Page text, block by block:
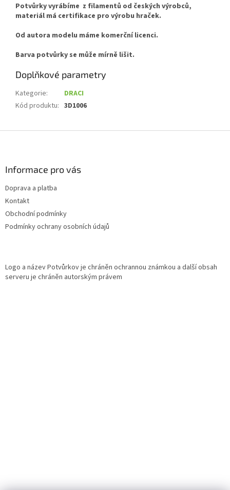
Potvůrky vyrábíme z filamentů od českých výrobců,
materiál má certifikace pro výrobu hraček.
Od autora modelu máme komerční licenci.
Barva potvůrky se může mírně lišit.
Doplňkové parametry
Kategorie:
DRACI
Kód produktu: 3D1006
Informace pro vás
Doprava a platba
Kontakt
Obchodní podmínky
Podmínky ochrany osobních údajů
Logo a název Potvůrkov je chráněn ochrannou známkou a další obsah
serveru je chráněn autorským právem